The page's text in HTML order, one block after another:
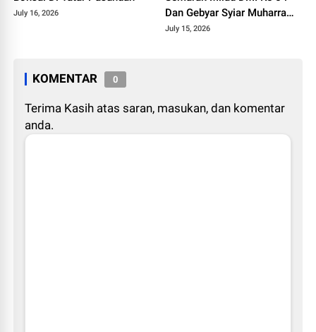
July 16, 2026
Dan Gebyar Syiar Muharram
1448 H
July 15, 2026
KOMENTAR 0
Terima Kasih atas saran, masukan, dan komentar
anda.